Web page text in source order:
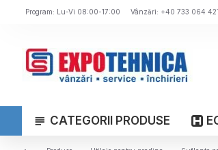
Program: Lu-Vi 08:00-17:00 Vânzări: +40 733 064 421
CATEGORII PRODUSE